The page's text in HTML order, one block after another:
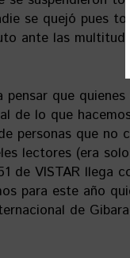
se quejó pues
ante las
que
de lo que
personas que no
lectores (era
de VISTAR llega
para este año
de